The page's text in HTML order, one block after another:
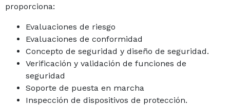
proporciona:
Evaluaciones de riesgo
Evaluaciones de conformidad
Concepto de seguridad y diseño de seguridad.
Verificación y validación de funciones de
seguridad
Soporte de puesta en marcha
Inspección de dispositivos de protección.